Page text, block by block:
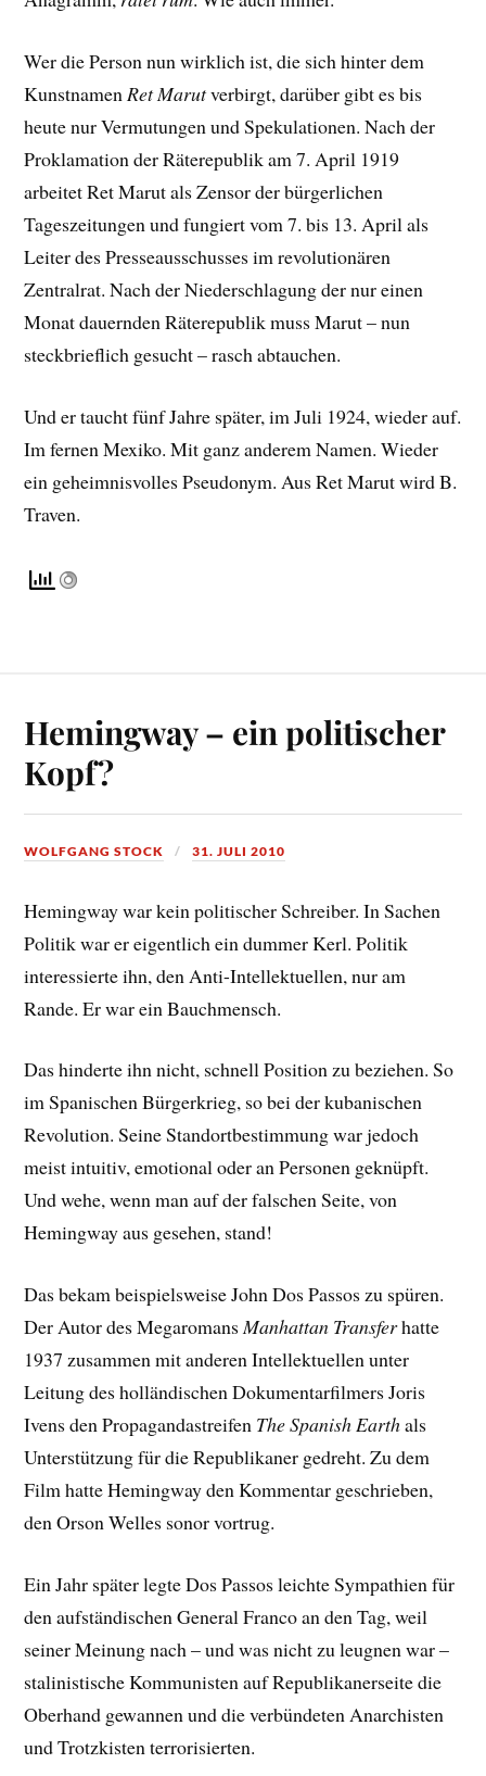
Wer die Person nun wirklich ist, die sich hinter dem
KunstnamenRet Marutverbirgt, darüber gibt es bis
heute nur Vermutungen und Spekulationen. Nach der
Proklamation der Räterepublik am 7. April 1919
arbeitet Ret Marut als Zensor der bürgerlichen
Tageszeitungen und fungiert vom 7. bis 13. April als
Leiter des Presseausschusses im revolutionären
Zentralrat. Nach der Niederschlagung der nur einen
Monat dauernden Räterepublik muss Marut – nun
steckbrieflich gesucht – rasch abtauchen.
Und er taucht fünf Jahre später, im Juli 1924, wieder auf.
Im fernen Mexiko. Mit ganz anderem Namen. Wieder
ein geheimnisvolles Pseudonym. Aus Ret Marut wird B.
Traven.
Hemingway – ein politischer
Kopf?
WOLFGANG STOCK 31. JULI 2010
Hemingway war kein politischer Schreiber. In Sachen
Politik war er eigentlich ein dummer Kerl. Politik
interessierte ihn, den Anti-Intellektuellen, nur am
Rande. Er war ein Bauchmensch.
Das hinderte ihn nicht, schnell Position zu beziehen. So
im Spanischen Bürgerkrieg, so bei der kubanischen
Revolution. Seine Standortbestimmung war jedoch
meist intuitiv, emotional oder an Personen geknüpft.
Und wehe, wenn man auf der falschen Seite, von
Hemingway aus gesehen, stand!
Das bekam beispielsweise John Dos Passos zu spüren.
Der Autor des MegaromansManhattan Transferhatte
1937 zusammen mit anderen Intellektuellen unter
Leitung des holländischen Dokumentarfilmers Joris
Ivens den Propagandastreifen The Spanish Earthals
Unterstützung für die Republikaner gedreht. Zu dem
Film hatte Hemingway den Kommentar geschrieben,
den Orson Welles sonor vortrug.
Ein Jahr später legte Dos Passos leichte Sympathien für
den aufständischen General Franco an den Tag, weil
seiner Meinung nach – und was nicht zu leugnen war –
stalinistische Kommunisten auf Republikanerseite die
Oberhand gewannen und die verbündeten Anarchisten
und Trotzkisten terrorisierten.